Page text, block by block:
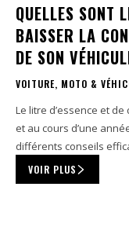
QUELLES SONT
BAISSER LA
DE SON
VOITURE, MOTO &
Le litre d’essence et
et au cours d’une
différents conseils
VOIR PLUS